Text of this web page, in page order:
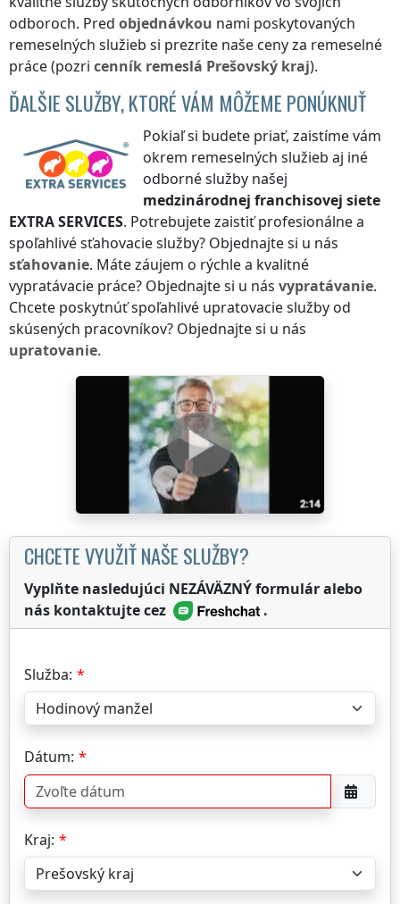
odboroch. Pred objednávkou nami poskytovaných
remeselných služieb si prezrite naše ceny za remeselné
práce (pozri cenník remeslá Prešovský kraj).
ĎALŠIE SLUŽBY, KTORÉ VÁM MÔŽEME PONÚKNUŤ
Pokiaľ si budete priať, zaistíme vám
okrem remeselných služieb aj iné
odborné služby našej
medzinárodnej franchisovej siete
EXTRA SERVICES. Potrebujete zaistiť profesionálne a
spoľahlivé sťahovacie služby? Objednajte si u nás
sťahovanie. Máte záujem o rýchle a kvalitné
vypratávacie práce? Objednajte si u nás vypratávanie.
Chcete poskytnúť spoľahlivé upratovacie služby od
skúsených pracovníkov? Objednajte si u nás
upratovanie.
CHCETE VYUŽIŤ NAŠE SLUŽBY?
Vyplňte nasledujúci NEZÁVÄZNÝ formulár alebo
nás kontaktujte cez
.
Služba:
Dátum:
Kraj: